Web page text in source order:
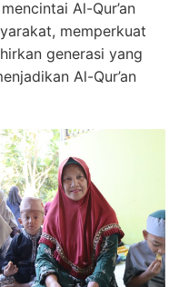
Al-Qur’an
memperkuat
generasi yang
Al-Qur’an